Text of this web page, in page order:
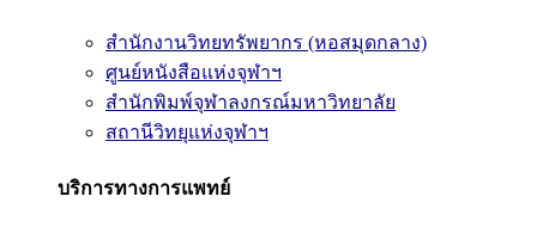
สำนักงานวิทยทรัพยากร (หอสมุดกลาง)
ศูนย์หนังสือแห่งจุฬาฯ
สำนักพิมพ์จุฬาลงกรณ์มหาวิทยาลัย
สถานีวิทยุแห่งจุฬาฯ
บริการทางการแพทย์